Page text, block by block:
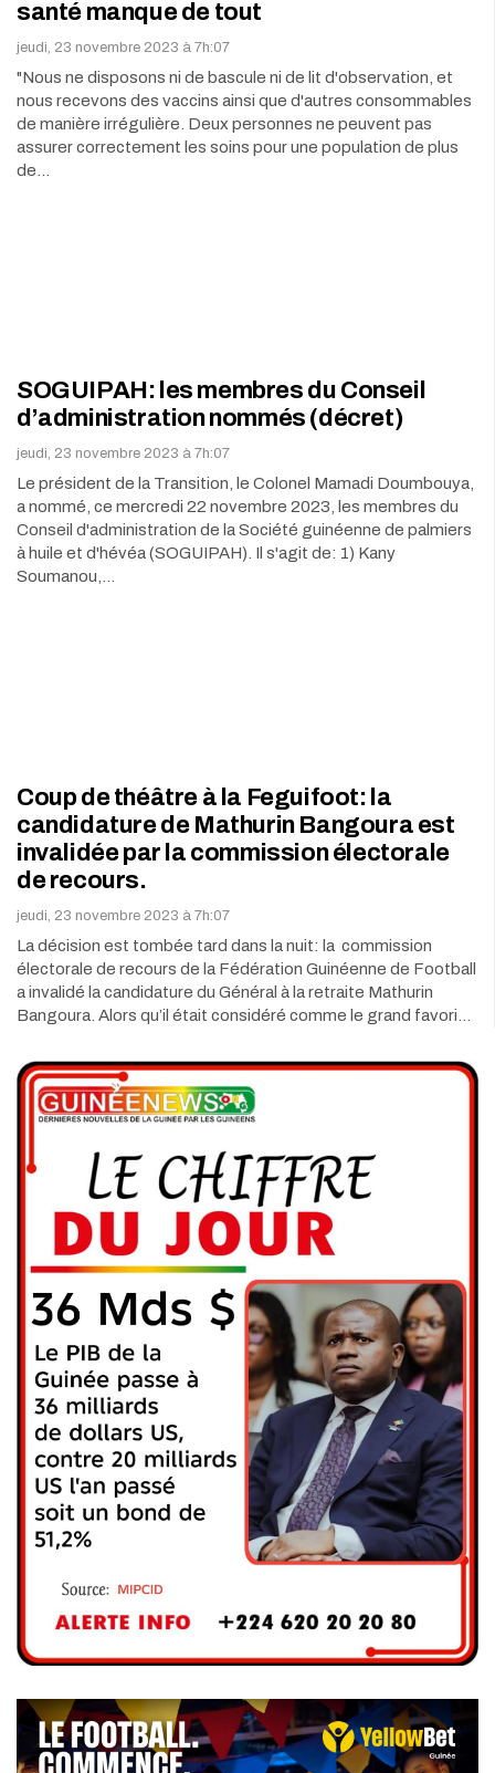
santé manque de tout
jeudi, 23 novembre 2023 à 7h:07
"Nous ne disposons ni de bascule ni de lit d'observation, et
nous recevons des vaccins ainsi que d'autres consommables
de manière irrégulière. Deux personnes ne peuvent pas
assurer correctement les soins pour une population de plus
de…
SOGUIPAH: les membres du Conseil
d’administration nommés (décret)
jeudi, 23 novembre 2023 à 7h:07
Le président de la Transition, le Colonel Mamadi Doumbouya,
a nommé, ce mercredi 22 novembre 2023, les membres du
Conseil d'administration de la Société guinéenne de palmiers
à huile et d'hévéa (SOGUIPAH). Il s'agit de: 1) Kany
Soumanou,…
Coup de théâtre à la Feguifoot: la
candidature de Mathurin Bangoura est
invalidée par la commission électorale
de recours.
jeudi, 23 novembre 2023 à 7h:07
La décision est tombée tard dans la nuit: la commission
électorale de recours de la Fédération Guinéenne de Football
a invalidé la candidature du Général à la retraite Mathurin
Bangoura. Alors qu’il était considéré comme le grand favori…